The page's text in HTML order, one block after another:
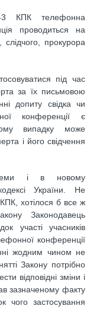
3 КПК телефонна
проводиться на
слідчого, прокурора
під час
за їх письмовою
допиту свідка чи
конференції є
випадку може
і його свідчення
і в новому
України. Не
хотілося б все ж
Законодавець
участі учасників
конференції
жодним чином не
Закону потрібно
відповідні зміни і
зазначеному факту
чого застосування